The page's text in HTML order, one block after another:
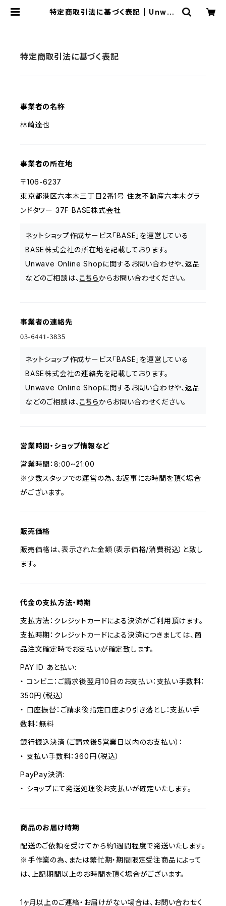
特定商取引法に基づく表記 | Unwav
特定商取引法に基づく表記
事業者の名称
林崎達也
事業者の所在地
〒106-6237
東京都港区六本木三丁目2番1号 住友不動産六本木グラ
ンドタワー 37F BASE株式会社
ネットショップ作成サービス「BASE」を運営している
BASE株式会社の所在地を記載しております。
Unwave Online Shopに関するお問い合わせや、返品
などのご相談は、 こちらからお問い合わせください。
事業者の連絡先
ネットショップ作成サービス「BASE」を運営している
BASE株式会社の連絡先を記載しております。
Unwave Online Shopに関するお問い合わせや、返品
などのご相談は、 こちらからお問い合わせください。
営業時間・ショップ情報など
営業時間：8:00~21:00
※少数スタッフでの運営の為、お返事にお時間を頂く場合
がございます。
販売価格
販売価格は、表示された金額（表示価格/消費税込）と致し
ます。
代金の支払方法・時期
支払方法：クレジットカードによる決済がご利用頂けます。
支払時期：クレジットカードによる決済につきましては、商
品注文確定時でお支払いが確定致します。
PAY ID あと払い:
・ コンビニ：ご請求後翌月10日のお支払い：支払い手数料：
350円（税込）
・ 口座振替：ご請求後指定口座より引き落とし：支払い手
数料：無料
銀行振込決済（ご請求後5営業日以内のお支払い）：
・ 支払い手数料：360円（税込）
PayPay決済:
・ ショップにて発送処理後お支払いが確定いたします。
商品のお届け時期
配送のご依頼を受けてから約1週間程度で発送いたします。
※手作業の為、または繁忙期・期間限定受注商品によって
は、上記期間以上のお時間を頂く場合がございます。
1ヶ月以上のご連絡・お届けがない場合は、お問い合わせく